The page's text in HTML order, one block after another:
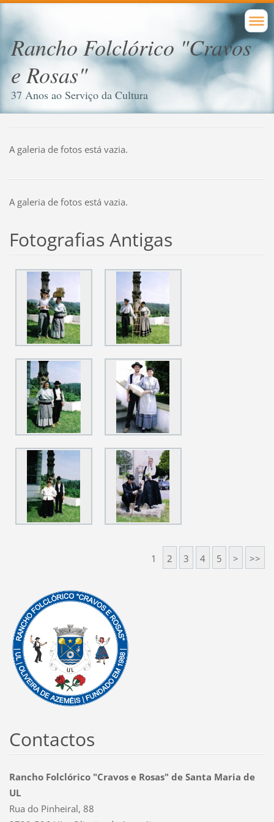
Rancho Folclórico "Cravos
e Rosas"
37 Anos ao Serviço da Cultura
A galeria de fotos está vazia.
A galeria de fotos está vazia.
Fotografias Antigas
1 2 3 4 5 > >>
Contactos
Rancho Folclórico "Cravos e Rosas" de Santa Maria de
UL
Rua do Pinheiral, 88